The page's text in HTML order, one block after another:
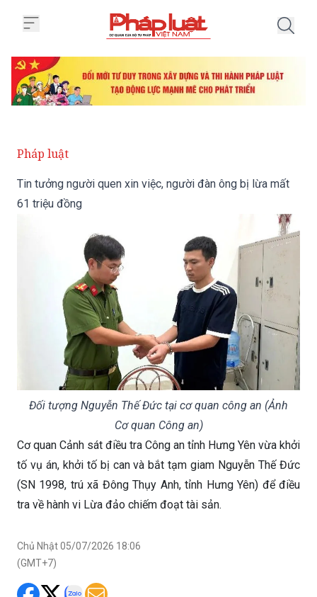
Pháp luật
Tin tưởng người quen xin việc, người đàn ông bị lừa mất
61 triệu đồng
Đối tượng Nguyễn Thế Đức tại cơ quan công an (Ảnh
Cơ quan Công an)
Cơ quan Cảnh sát điều tra Công an tỉnh Hưng Yên vừa khởi
tố vụ án, khởi tố bị can và bắt tạm giam Nguyễn Thế Đức
(SN 1998, trú xã Đông Thụy Anh, tỉnh Hưng Yên) để điều
tra về hành vi Lừa đảo chiếm đoạt tài sản.
Chủ Nhật 05/07/2026 18:06
(GMT+7)